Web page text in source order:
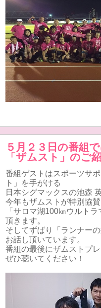
５月２３日の番組
「ザムスト」のご
番組ゲストはスポーツサ
ト」を手がける
日本シグマックスの池森
今年もザムストが特別協
「サロマ湖100㎞ウルト
頂きます。
そしてずばり「ランナー
お話し頂いています。
番組の最後にザムストプ
ぜひ聴いてください！